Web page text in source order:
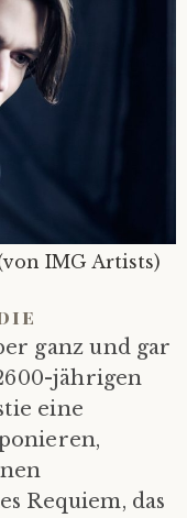
IMG Artists)
ganz und gar
jährigen
eine
Requiem, das